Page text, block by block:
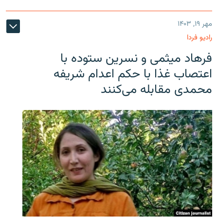
مهر ۱۹, ۱۴۰۳
رادیو فردا
فرهاد میثمی و نسرین ستوده با
اعتصاب غذا با حکم اعدام شریفه
محمدی مقابله می‌کنند